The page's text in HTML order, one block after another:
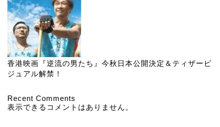
香港映画『逆流の男たち』今秋日本公開決定＆ティザービ
ジュアル解禁！
Recent Comments
表示できるコメントはありません。